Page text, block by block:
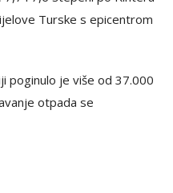
Turske s epicentrom
poginulo je više od 37.000
otpada se